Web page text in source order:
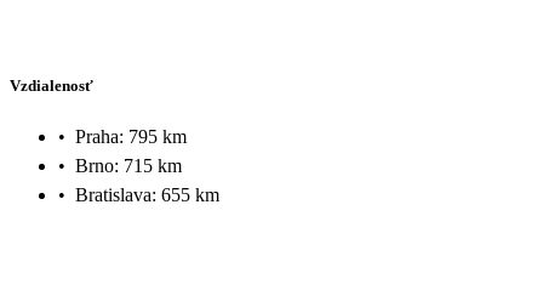
Vzdialenosť
• Praha: 795 km
• Brno: 715 km
• Bratislava: 655 km